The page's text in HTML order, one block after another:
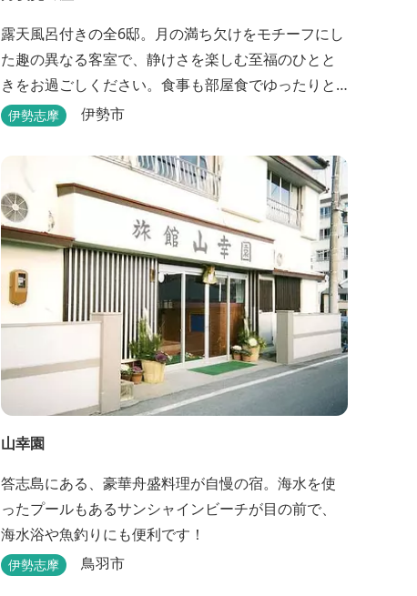
露天風呂付きの全6邸。月の満ち欠けをモチーフにし
た趣の異なる客室で、静けさを楽しむ至福のひとと
きをお過ごしください。食事も部屋食でゆったりと
楽しめます。
伊勢志摩 伊勢市
山幸園
答志島にある、豪華舟盛料理が自慢の宿。海水を使
ったプールもあるサンシャインビーチが目の前で、
海水浴や魚釣りにも便利です！
伊勢志摩 鳥羽市